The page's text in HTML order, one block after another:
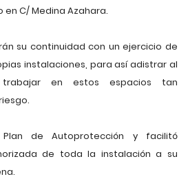
C/ Medina Azahara.
su continuidad con un ejercicio de
instalaciones, para así adistrar al
en estos espacios tan
de Autoprotección y facilitó
de toda la instalación a su